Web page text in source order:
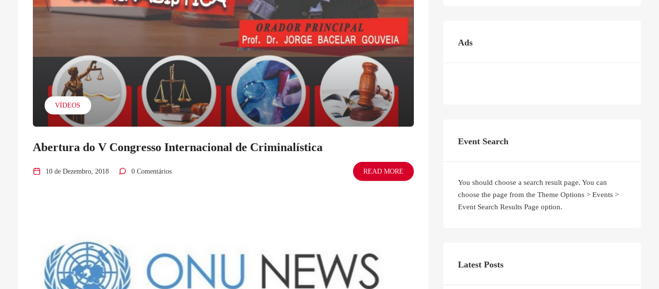
VÍDEOS
Abertura do V Congresso Internacional de Criminalística
10 de Dezembro, 2018 0 Comentários READ MORE
Ads
Event Search
You should choose a search result page. You can
choose the page from the Theme Options > Events >
Event Search Results Page option.
Latest Posts